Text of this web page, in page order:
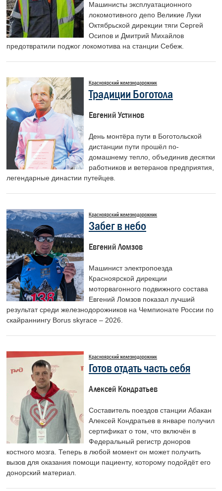
Машинисты эксплуатационного
локомотивного депо Великие Луки
Октябрьской дирекции тяги Сергей
Осипов и Дмитрий Михайлов
предотвратили поджог локомотива на станции Себеж.
Красноярский железнодорожник
Традиции Боготола
Евгений Устинов
День монтёра пути в Боготольской
дистанции пути прошёл по-
домашнему тепло, объединив десятки
работников и ветеранов предприятия,
легендарные династии путейцев.
Красноярский железнодорожник
Забег в небо
Евгений Ломзов
Машинист электропоезда
Красноярской дирекции
моторвагонного подвижного состава
Евгений Ломзов показал лучший
результат среди железнодорожников на Чемпионате России по
скайраннингу Borus skyrace – 2026.
Красноярский железнодорожник
Готов отдать часть себя
Алексей Кондратьев
Составитель поездов станции Абакан
Алексей Кондратьев в январе получил
сертификат о том, что включён в
Федеральный регистр доноров
костного мозга. Теперь в любой момент он может получить
вызов для оказания помощи пациенту, которому подойдёт его
донорский материал.